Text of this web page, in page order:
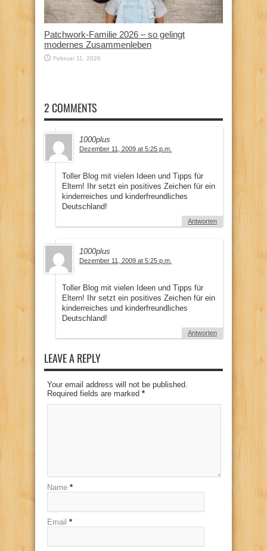
Patchwork-Familie 2026 – so gelingt
modernes Zusammenleben
Februar 11, 2026
2 COMMENTS
1000plus
Dezember 11, 2009 at 5:25 p.m.
Toller Blog mit vielen Ideen und Tipps für
Eltern! Ihr setzt ein positives Zeichen für ein
kinderreiches und kinderfreundliches
Deutschland!
Antworten
1000plus
Dezember 11, 2009 at 5:25 p.m.
Toller Blog mit vielen Ideen und Tipps für
Eltern! Ihr setzt ein positives Zeichen für ein
kinderreiches und kinderfreundliches
Deutschland!
Antworten
LEAVE A REPLY
Your email address will not be published.
Required fields are marked *
Name *
Email *